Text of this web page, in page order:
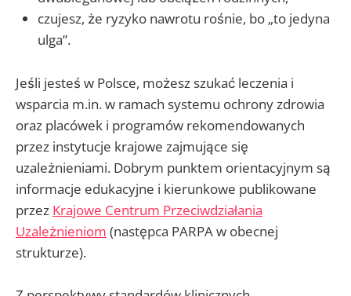
czujesz, że ryzyko nawrotu rośnie, bo „to jedyna
ulga”.
Jeśli jesteś w Polsce, możesz szukać leczenia i
wsparcia m.in. w ramach systemu ochrony zdrowia
oraz placówek i programów rekomendowanych
przez instytucje krajowe zajmujące się
uzależnieniami. Dobrym punktem orientacyjnym są
informacje edukacyjne i kierunkowe publikowane
przez Krajowe Centrum Przeciwdziałania
Uzależnieniom (następca PARPA w obecnej
strukturze).